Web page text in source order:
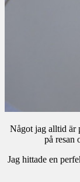
Något jag alltid är
på resan
Jag hittade en